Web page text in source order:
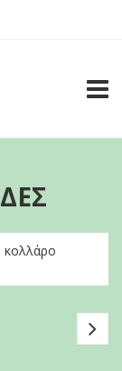
κολλάρο